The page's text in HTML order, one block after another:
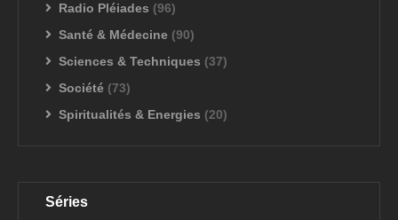
Radio Pléiades (96)
Santé & Médecine (90)
Sciences & Techniques (37)
Société (73)
Spiritualités & Energies (20)
Séries